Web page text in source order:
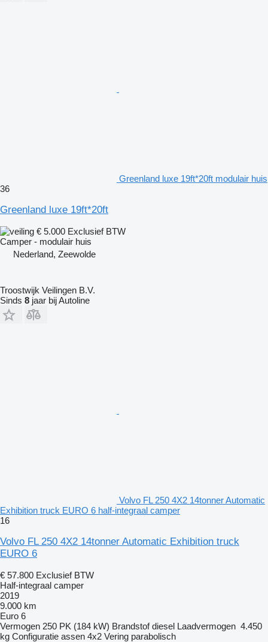
Greenland luxe 19ft*20ft modulair huis
36
Greenland luxe 19ft*20ft
€ 5.000 Exclusief BTW
Camper - modulair huis
Nederland, Zeewolde
Troostwijk Veilingen B.V.
Sinds 8 jaar bij Autoline
Volvo FL 250 4X2 14tonner Automatic
Exhibition truck EURO 6 half-integraal camper
16
Volvo FL 250 4X2 14tonner Automatic Exhibition truck
EURO 6
€ 57.800 Exclusief BTW
Half-integraal camper
2019
9.000 km
Euro 6
Vermogen 250 PK (184 kW) Brandstof diesel Laadvermogen 4.450
kg Configuratie assen 4x2 Vering parabolisch